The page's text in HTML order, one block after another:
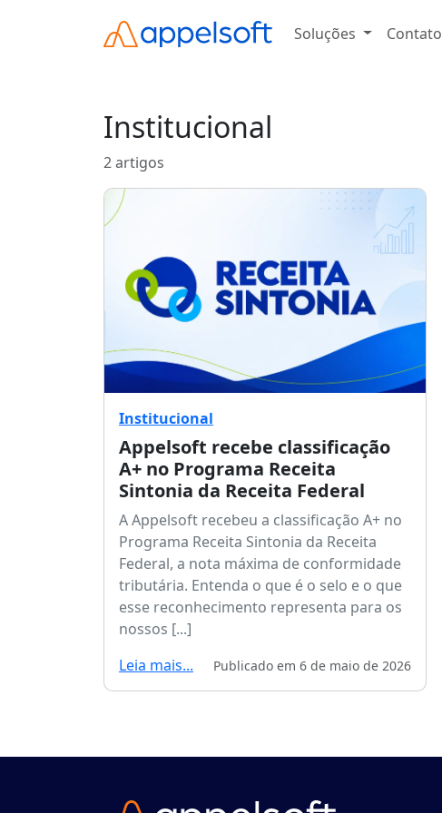
Soluções Contato
Institucional
2 artigos
Institucional
Appelsoft recebe classificação
A+ no Programa Receita
Sintonia da Receita Federal
A Appelsoft recebeu a classificação A+ no
Programa Receita Sintonia da Receita
Federal, a nota máxima de conformidade
tributária. Entenda o que é o selo e o que
esse reconhecimento representa para os
nossos [...]
Leia mais...
Publicado em 6 de maio de 2026